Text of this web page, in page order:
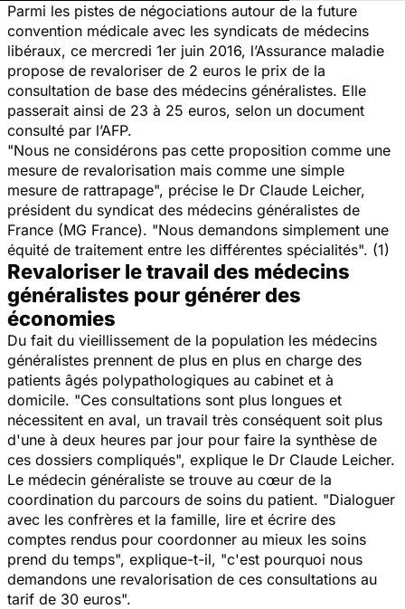
Parmi les pistes de négociations autour de la future
convention médicale avec les syndicats de médecins
libéraux, ce mercredi 1er juin 2016, l’Assurance maladie
propose de revaloriser de 2 euros le prix de la
consultation de base des médecins généralistes. Elle
passerait ainsi de 23 à 25 euros, selon un document
consulté par l’AFP.
"Nous ne considérons pas cette proposition comme une
mesure de revalorisation mais comme une simple
mesure de rattrapage", précise le Dr Claude Leicher,
président du syndicat des médecins généralistes de
France (MG France). "Nous demandons simplement une
équité de traitement entre les différentes spécialités". (1)
Revaloriser le travail des médecins
généralistes pour générer des
économies
Du fait du vieillissement de la population les médecins
généralistes prennent de plus en plus en charge des
patients âgés polypathologiques au cabinet et à
domicile. "Ces consultations sont plus longues et
nécessitent en aval, un travail très conséquent soit plus
d'une à deux heures par jour pour faire la synthèse de
ces dossiers compliqués", explique le Dr Claude Leicher.
Le médecin généraliste se trouve au cœur de la
coordination du parcours de soins du patient. "Dialoguer
avec les confrères et la famille, lire et écrire des
comptes rendus pour coordonner au mieux les soins
prend du temps", explique-t-il, "c'est pourquoi nous
demandons une revalorisation de ces consultations au
tarif de 30 euros".